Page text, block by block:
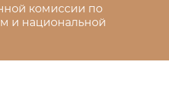
комиссии по
и национальной